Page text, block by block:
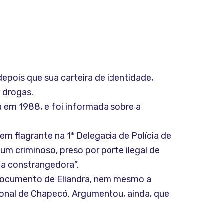
que sua carteira de identidade,
1988, e foi informada sobre a
flagrante na 1ª Delegacia de Polícia de
criminoso, preso por porte ilegal de
constrangedora”.
de Eliandra, nem mesmo a
de Chapecó. Argumentou, ainda, que